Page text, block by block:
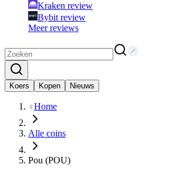
Kraken review
Bybit review
Meer reviews
Koers Kopen Nieuws
Home
Alle coins
Pou (POU)